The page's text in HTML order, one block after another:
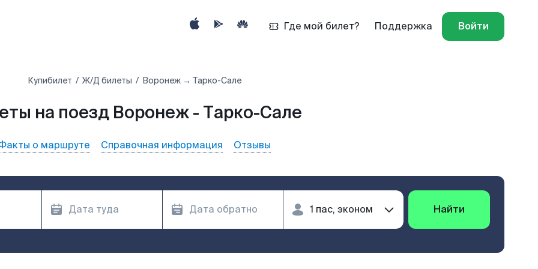
Где мой билет? Поддержка Войти
Купибилет Ж/Д билеты Воронеж → Тарко-Сале
на поезд Воронеж - Тарко-Сале
о маршруте Справочная информация Отзывы
Найти